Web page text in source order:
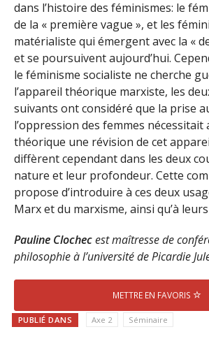
dans l’histoire des féminismes: le
de la « première vague », et les
matérialiste qui émergent avec la «
et se poursuivent aujourd’hui.
le féminisme socialiste ne cherche
l’appareil théorique marxiste, les
suivants ont considéré que la prise
l’oppression des femmes nécessitait
théorique une révision de cet
diffèrent cependant dans les deux
nature et leur profondeur. Cette
propose d’introduire à ces deux
Marx et du marxisme, ainsi qu’à
Pauline Clochecest maîtresse de
philosophie à l’université de Picardie
METTRE EN FAVORIS
PUBLIÉ DANS Axe 2 Séminaire